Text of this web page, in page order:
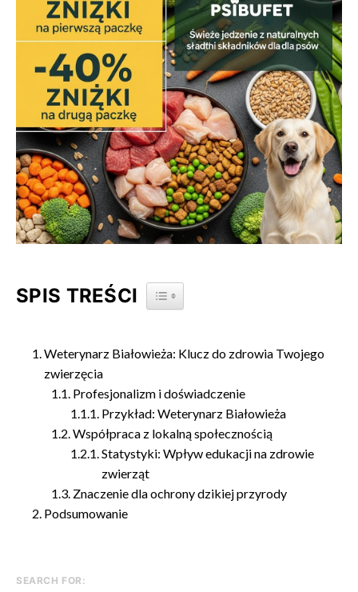
SPIS TREŚCI TOGGLE TABLE OF CONTENT
Weterynarz Białowieża: Klucz do zdrowia Twojego
zwierzęcia
Profesjonalizm i doświadczenie
Przykład: Weterynarz Białowieża
Współpraca z lokalną społecznością
Statystyki: Wpływ edukacji na zdrowie
zwierząt
Znaczenie dla ochrony dzikiej przyrody
Podsumowanie
SEARCH FOR: